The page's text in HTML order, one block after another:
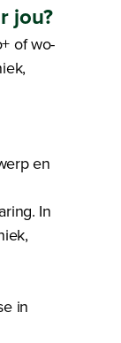
jou?
of wo-
en
In
in